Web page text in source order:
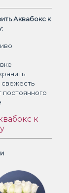
Аквабокс к
свежесть
постоянного
к